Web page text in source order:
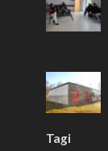
Tagi